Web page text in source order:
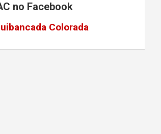
no Facebook
Colorada